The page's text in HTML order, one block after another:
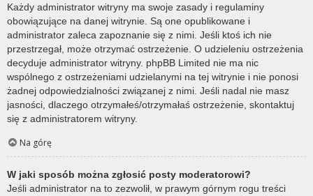
Każdy administrator witryny ma swoje zasady i regulaminy
obowiązujące na danej witrynie. Są one opublikowane i
administrator zaleca zapoznanie się z nimi. Jeśli ktoś ich nie
przestrzegał, może otrzymać ostrzeżenie. O udzieleniu ostrzeżenia
decyduje administrator witryny. phpBB Limited nie ma nic
wspólnego z ostrzeżeniami udzielanymi na tej witrynie i nie ponosi
żadnej odpowiedzialności związanej z nimi. Jeśli nadal nie masz
jasności, dlaczego otrzymałeś/otrzymałaś ostrzeżenie, skontaktuj
się z administratorem witryny.
Na górę
W jaki sposób można zgłosić posty moderatorowi?
Jeśli administrator na to zezwolił, w prawym górnym rogu treści